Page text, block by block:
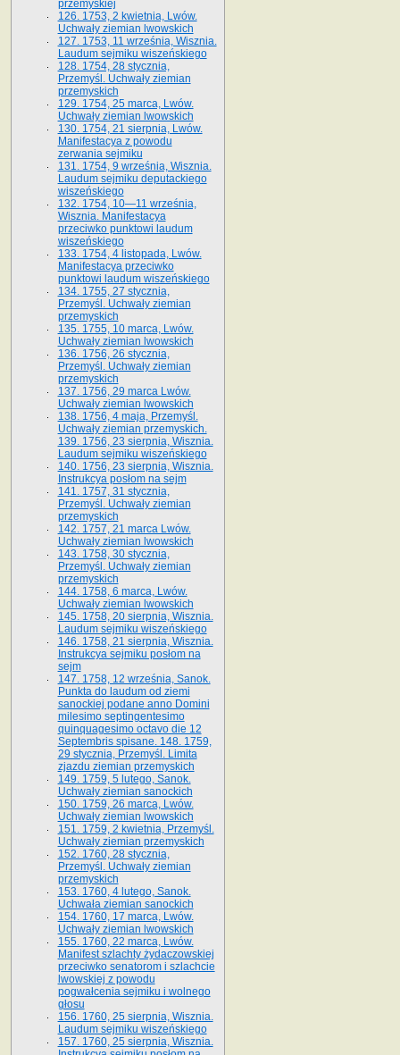
przemyskiej
126. 1753, 2 kwietnia, Lwów.
Uchwały ziemian lwowskich
127. 1753, 11 września, Wisznia.
Laudum sejmiku wiszeńskiego
128. 1754, 28 stycznia,
Przemyśl. Uchwały ziemian
przemyskich
129. 1754, 25 marca, Lwów.
Uchwały ziemian lwowskich
130. 1754, 21 sierpnia, Lwów.
Manifestacya z powodu
zerwania sejmiku
131. 1754, 9 września, Wisznia.
Laudum sejmiku deputackiego
wiszeńskiego
132. 1754, 10—11 września,
Wisznia. Manifestacya
przeciwko punktowi laudum
wiszeńskiego
133. 1754, 4 listopada, Lwów.
Manifestacya przeciwko
punktowi laudum wiszeńskiego
134. 1755, 27 stycznia,
Przemyśl. Uchwały ziemian
przemyskich
135. 1755, 10 marca, Lwów.
Uchwały ziemian lwowskich
136. 1756, 26 stycznia,
Przemyśl. Uchwały ziemian
przemyskich
137. 1756, 29 marca Lwów.
Uchwały ziemian lwowskich
138. 1756, 4 maja, Przemyśl.
Uchwały ziemian przemyskich.
139. 1756, 23 sierpnia, Wisznia.
Laudum sejmiku wiszeńskiego
140. 1756, 23 sierpnia, Wisznia.
Instrukcya posłom na sejm
141. 1757, 31 stycznia,
Przemyśl. Uchwały ziemian
przemyskich
142. 1757, 21 marca Lwów.
Uchwały ziemian lwowskich
143. 1758, 30 stycznia,
Przemyśl. Uchwały ziemian
przemyskich
144. 1758, 6 marca, Lwów.
Uchwały ziemian lwowskich
145. 1758, 20 sierpnia, Wisznia.
Laudum sejmiku wiszeńskiego
146. 1758, 21 sierpnia, Wisznia.
Instrukcya sejmiku posłom na
sejm
147. 1758, 12 września, Sanok.
Punkta do laudum od ziemi
sanockiej podane anno Domini
milesimo septingentesimo
quinquagesimo octavo die 12
Septembris spisane. 148. 1759,
29 stycznia, Przemyśl. Limita
zjazdu ziemian przemyskich
149. 1759, 5 lutego, Sanok.
Uchwały ziemian sanockich
150. 1759, 26 marca, Lwów.
Uchwały ziemian lwowskich
151. 1759, 2 kwietnia, Przemyśl.
Uchwały ziemian przemyskich
152. 1760, 28 stycznia,
Przemyśl. Uchwały ziemian
przemyskich
153. 1760, 4 lutego, Sanok.
Uchwała ziemian sanockich
154. 1760, 17 marca, Lwów.
Uchwały ziemian lwowskich
155. 1760, 22 marca, Lwów.
Manifest szlachty żydaczowskiej
przeciwko senatorom i szlachcie
lwowskiej z po­wodu
pogwałcenia sejmiku i wolnego
głosu
156. 1760, 25 sierpnia, Wisznia.
Laudum sejmiku wiszeńskiego
157. 1760, 25 sierpnia, Wisznia.